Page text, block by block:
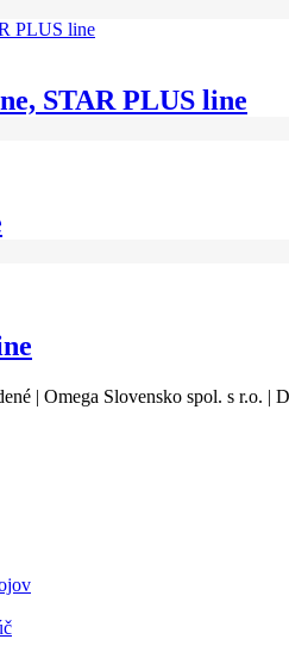
STAR PLUS line
| Omega Slovensko spol. s r.o. |